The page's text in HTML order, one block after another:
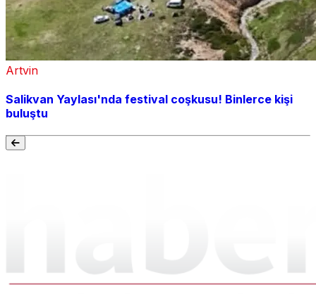
Artvin
Salikvan Yaylası'nda festival coşkusu! Binlerce kişi
buluştu